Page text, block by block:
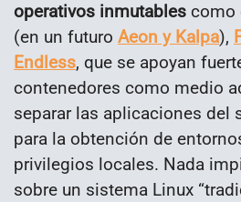
operativos inmutables como
(en un futuro Aeon y Kalpa),
Endless, que se apoyan
contenedores como medio
separar las aplicaciones del
para la obtención de
privilegios locales. Nada
sobre un sistema Linux